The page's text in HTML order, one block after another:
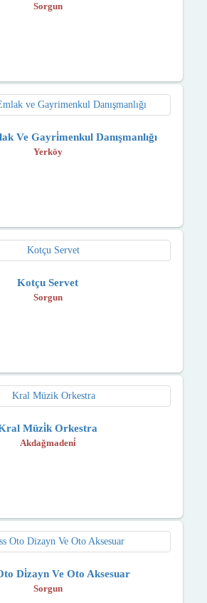
Sorgun
Ve Gayri̇menkul Danışmanlığı
Yerköy
Kotçu Servet
Sorgun
Müzi̇k Orkestra
Akdağmadeni̇
Di̇zayn Ve Oto Aksesuar
Sorgun